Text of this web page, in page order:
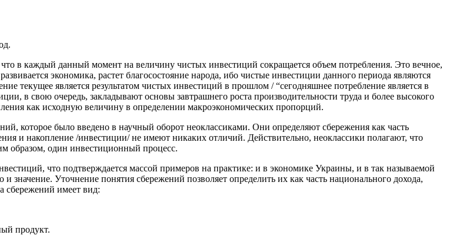
в каждый данный момент на величину чистых инвестиций сокращается объем потребления. Это вечное,
экономика, растет благосостояние народа, ибо чистые инвестиции данного периода являются
текущее является результатом чистых инвестиций в прошлом / “сегодняшнее потребление является в
в свою очередь, закладывают основы завтрашнего роста производительности труда и более высокого
как исходную величину в определении макроэкономических пропорций.
которое было введено в научный оборот неоклассиками. Они определяют сбережения как часть
и накопление /инвестиции/ не имеют никаких отличий. Действительно, неоклассики полагают, что
образом, один инвестиционный процесс.
что подтверждается массой примеров на практике: и в экономике Украины, и в так называемой
Уточнение понятия сбережений позволяет определить их как часть национального дохода,
сбережений имеет вид:
продукт.